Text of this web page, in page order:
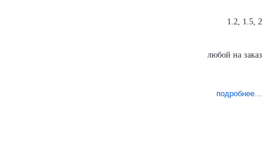
1.2, 1.5, 2
любой на заказ
подробнее…